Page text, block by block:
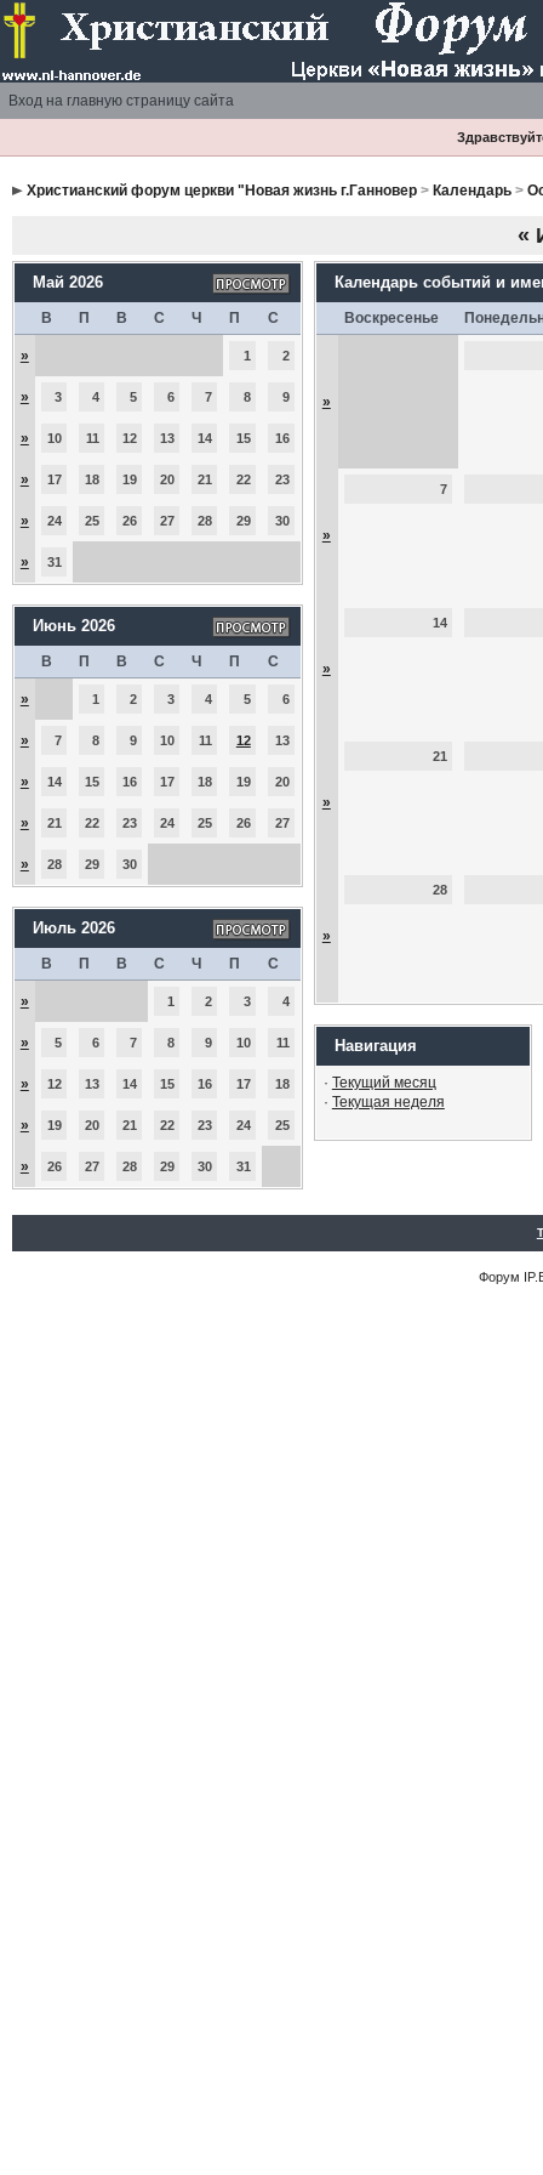
Вход на главную страницу сайта
Христианский форум церкви "Новая жизнь г.Ганновер> Календарь>
«
Май 2026
В П В С Ч П С
» 1 2
» 3 4 5 6 7 8 9
» 10 11 12 13 14 15 16
» 17 18 19 20 21 22 23
» 24 25 26 27 28 29 30
» 31
Июнь 2026
В П В С Ч П С
» 1 2 3 4 5 6
» 7 8 9 10 11 12 13
» 14 15 16 17 18 19 20
» 21 22 23 24 25 26 27
» 28 29 30
Июль 2026
В П В С Ч П С
» 1 2 3 4
» 5 6 7 8 9 10 11
» 12 13 14 15 16 17 18
» 19 20 21 22 23 24 25
» 26 27 28 29 30 31
Календарь событий и
Воскресенье
»
»
7
»
14
»
21
»
28
Навигация
· Текущий месяц
· Текущая неделя
Форум